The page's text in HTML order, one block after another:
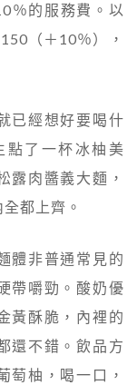
％的服務費。以
（＋10％），
已經想好要喝什
點了一杯冰柚美
露肉醬義大麵，
都上齊。
體非普通常見的
帶嚼勁。酸奶優
黃酥脆，內裡的
還不錯。飲品方
萄柚，喝一口，